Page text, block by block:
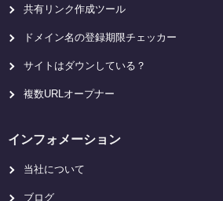
共有リンク作成ツール
ドメイン名の登録期限チェッカー
サイトはダウンしている？
複数URLオープナー
インフォメーション
当社について
ブログ